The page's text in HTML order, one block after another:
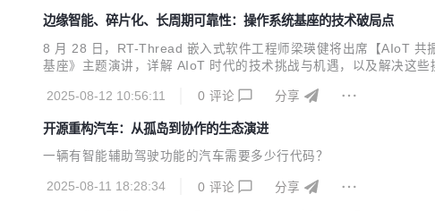
边缘智能、碎片化、长周期可靠性：操作系统基座的技术破局点
8 月 28 日，RT-Thread 嵌入式软件工程师梁瑛健将出席【AIoT
基座》主题演讲，详解 AIoT 时代的技术挑战与机遇，以及解决这些
2025-08-12 10:56:11 0 评论 分享
开源重构汽车：从孤岛到协作的生态演进
一辆有智能辅助驾驶功能的汽车需要多少行代码？
2025-08-11 18:28:34 0 评论 分享